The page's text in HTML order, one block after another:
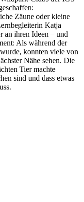
Zäune oder kleine
Katja
an ihren Ideen – und
Als während der
konnten viele von
Nähe sehen. Die
Tier machte
sind und dass etwas